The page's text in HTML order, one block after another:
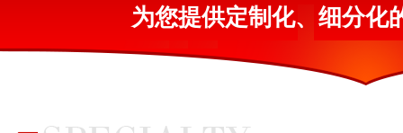
为您提供定制化、细分化